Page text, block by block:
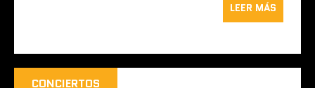
LEER MÁS
CONCIERTOS